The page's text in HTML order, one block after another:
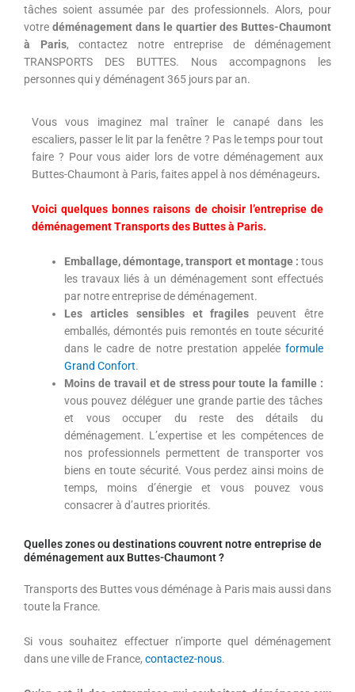
tâches soient assumée par des professionnels. Alors, pour
votre déménagement dans le quartier des Buttes-Chaumont
à Paris, contactez notre entreprise de déménagement
TRANSPORTS DES BUTTES. Nous accompagnons les
personnes qui y déménagent 365 jours par an.
Vous vous imaginez mal traîner le canapé dans les
escaliers, passer le lit par la fenêtre ? Pas le temps pour tout
faire ? Pour vous aider lors de votre déménagement aux
Buttes-Chaumont à Paris, faites appel à nos déménageurs.
Voici quelques bonnes raisons de choisir l’entreprise de
déménagement Transports des Buttes à Paris.
Emballage, démontage, transport et montage : tous
les travaux liés à un déménagement sont effectués
par notre entreprise de déménagement.
Les articles sensibles et fragiles peuvent être
emballés, démontés puis remontés en toute sécurité
dans le cadre de notre prestation appelée formule
Grand Confort.
Moins de travail et de stress pour toute la famille :
vous pouvez déléguer une grande partie des tâches
et vous occuper du reste des détails du
déménagement. L’expertise et les compétences de
nos professionnels permettent de transporter vos
biens en toute sécurité. Vous perdez ainsi moins de
temps, moins d’énergie et vous pouvez vous
consacrer à d’autres priorités.
Quelles zones ou destinations couvrent notre entreprise de
déménagement aux Buttes-Chaumont ?
Transports des Buttes vous déménage à Paris mais aussi dans
toute la France.
Si vous souhaitez effectuer n’importe quel déménagement
dans une ville de France, contactez-nous.